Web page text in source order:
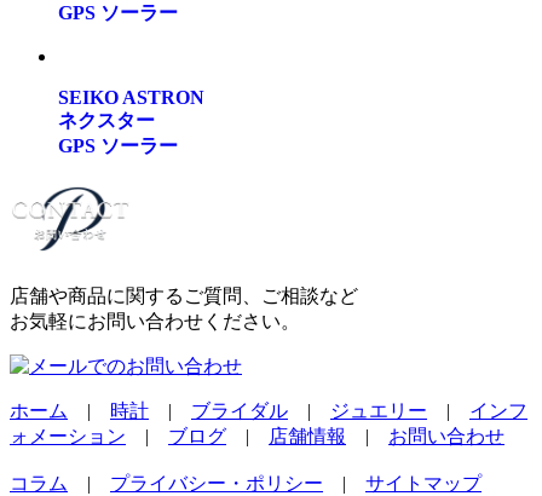
GPS ソーラー
SEIKO ASTRON
ネクスター
GPS ソーラー
店舗や商品に関するご質問、ご相談など
お気軽にお問い合わせください。
ホーム | 時計 | ブライダル | ジュエリー | インフ
ォメーション | ブログ | 店舗情報 | お問い合わせ
コラム | プライバシー・ポリシー | サイトマップ